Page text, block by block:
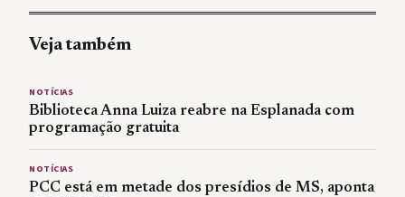
Veja também
NOTÍCIAS
Biblioteca Anna Luiza reabre na Esplanada com
programação gratuita
NOTÍCIAS
PCC está em metade dos presídios de MS, aponta